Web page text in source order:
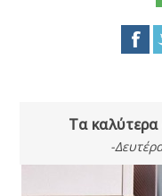
Τα
-